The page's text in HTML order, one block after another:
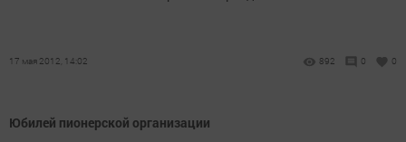
17 мая 2012, 14:02 892 0 0
Юбилей пионерской организации